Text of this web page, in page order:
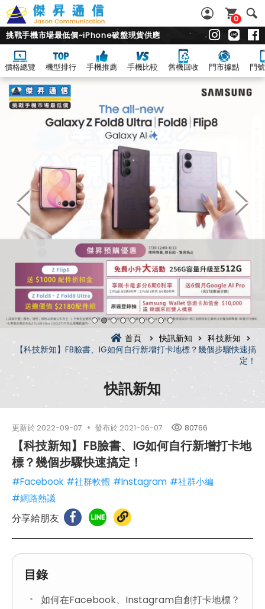
0
挑戰手機市場最低價~iPhone破盤現貨供應
價格總覽 機型排行 手機推薦 手機比較 舊機回收 門市據點 門
首頁 快訊新知
科技新知
【科技新知】FB臉書、IG如何自行新增打卡地標？幾個步驟快速搞
定！
快訊新知
更新於 2022-09-07 發布於 2021-06-07 80766
【科技新知】FB臉書、IG如何自行新增打卡地
標？幾個步驟快速搞定！
#Facebook #社群軟體 #Instagram #社群小編
#網路熱議
分享給朋友
目錄
如何在Facebook、Instagram自創打卡地標？